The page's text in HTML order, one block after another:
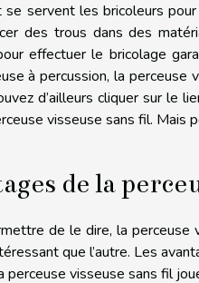
se servent les bricoleurs
des trous dans des
effectuer le bricolage
à percussion, la perceuse
d’ailleurs cliquer sur le
visseuse sans fil. Mais
de la
de le dire, la
que l’autre. Les
perceuse visseuse sans fil